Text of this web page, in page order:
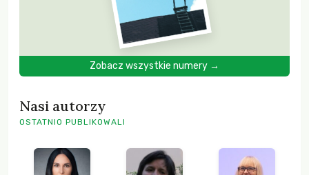
Zobacz wszystkie numery →
Nasi autorzy
OSTATNIO PUBLIKOWALI